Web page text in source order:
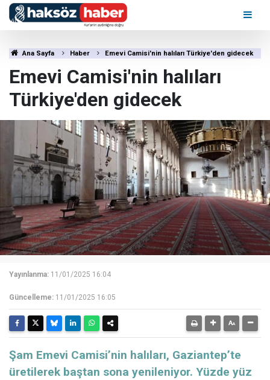
Ana Sayfa Haber Emevi Camisi'nin halıları Türkiye'den gidecek
Emevi Camisi'nin halıları
Türkiye'den gidecek
Yayınlanma: 11/01/2025 16:04
Güncelleme: 11/01/2025 16:05
Şam Emevi Camisi’nin halıları, Gaziantep’te
üretilerek baştan sona yenileniyor. Yüzde yüz